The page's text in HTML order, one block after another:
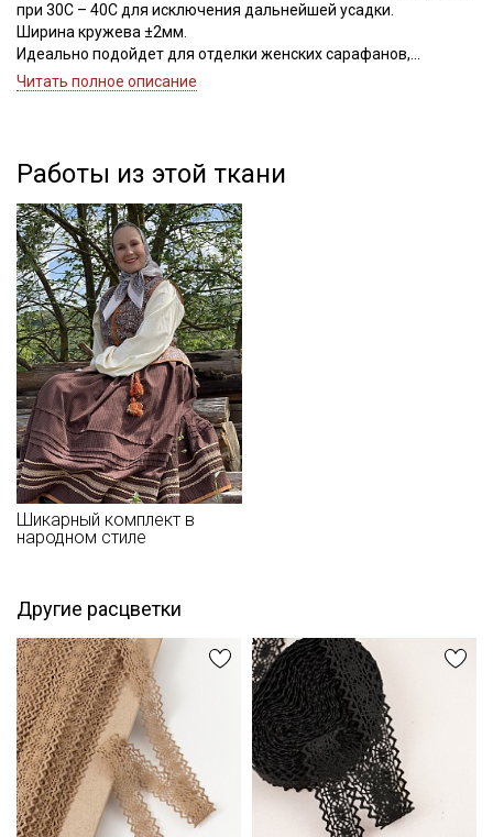
при 30С – 40С для исключения дальнейшей усадки.
Ширина кружева ±2мм.
Идеально подойдет для отделки женских сарафанов,
платьев, юбок, рукавов.
Цветопередача может отличаться от оригинального цвета в
зависимости от настроек вашего монитора.
Читать полное описание
Работы из этой ткани
Шикарный комплект в
народном стиле
Другие расцветки